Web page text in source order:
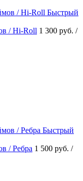
Быстрый
/ Hi-Roll 1 300 руб. /
Быстрый
/ Ребра 1 500 руб. /